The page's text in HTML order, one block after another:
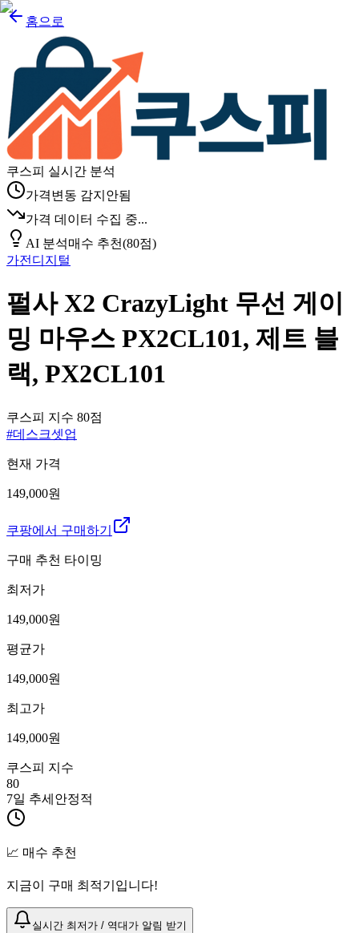
홈으로
쿠스피 실시간 분석
가격변동 감지안됨
가격 데이터 수집 중...
AI 분석매수 추천(80점)
가전디지털
펄사 X2 CrazyLight 무선 게이
밍 마우스 PX2CL101, 제트 블
랙, PX2CL101
쿠스피 지수 80점
#데스크셋업
현재 가격
149,000원
쿠팡에서 구매하기
구매 추천 타이밍
최저가
149,000원
평균가
149,000원
최고가
149,000원
쿠스피 지수
80
7일 추세 안정적
📈 매수 추천
지금이 구매 최적기입니다!
실시간 최저가 / 역대가 알림 받기